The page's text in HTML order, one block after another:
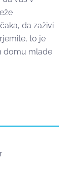
da zaživi
to je
domu mlade